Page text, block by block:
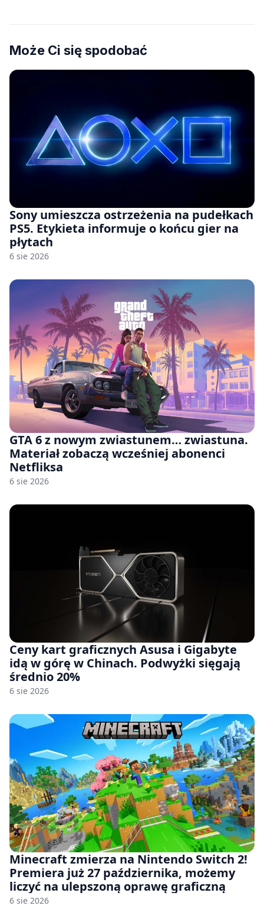
Może Ci się spodobać
Sony umieszcza ostrzeżenia na pudełkach
PS5. Etykieta informuje o końcu gier na
płytach
6 sie 2026
GTA 6 z nowym zwiastunem… zwiastuna.
Materiał zobaczą wcześniej abonenci
Netfliksa
6 sie 2026
Ceny kart graficznych Asusa i Gigabyte
idą w górę w Chinach. Podwyżki sięgają
średnio 20%
6 sie 2026
Minecraft zmierza na Nintendo Switch 2!
Premiera już 27 października, możemy
liczyć na ulepszoną oprawę graficzną
6 sie 2026